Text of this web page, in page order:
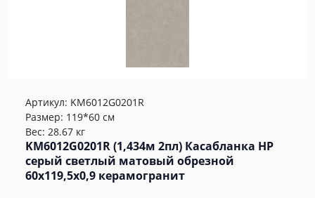
Артикул: KM6012G0201R
Размер: 119*60 см
Вес: 28.67 кг
KM6012G0201R (1,434м 2пл) Касабланка HP
серый светлый матовый обрезной
60x119,5x0,9 керамогранит